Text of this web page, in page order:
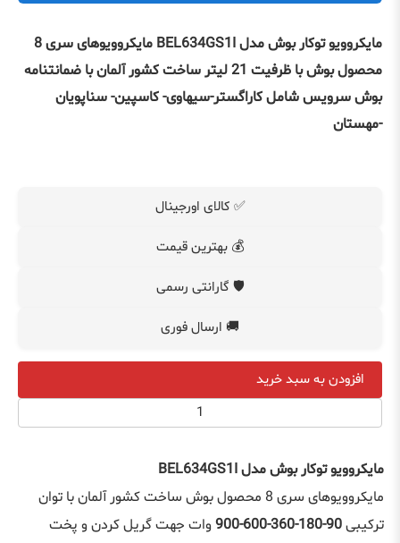
مایکروویو توکار بوش مدل BEL634GS1I مایکروویوهای سری 8
محصول بوش با ظرفیت 21 لیتر ساخت کشور آلمان با ضمانتنامه
بوش سرویس شامل کاراگستر-سیهاوی- کاسپین- سناپویان
-مهستان
✅ کالای اورجینال
💰 بهترین قیمت
🛡️ گارانتی رسمی
🚚 ارسال فوری
افزودن به سبد خرید
مایکروویو توکار بوش مدل BEL634GS1I
مایکروویوهای سری 8 محصول بوش ساخت کشور آلمان با توان
ترکیبی90-180-360-600-900
وات جهت گریل کردن و پخت